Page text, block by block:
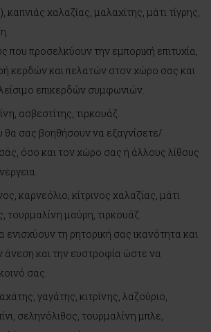
καπνιάς χαλαζίας, μαλαχίτης, μάτι τίγρης,
που προσελκύουν την εμπορική επιτυχία,
κερδών και πελατών στον χώρο σας και
επικερδών συμφωνιών.
ασβεστίτης, τιρκουάζ.
θα σας βοηθήσουν να εξαγνίσετε/
όσο και τον χώρο σας ή άλλους λίθους
καρνεόλιο, κίτρινος χαλαζίας, μάτι
τουρμαλίνη μαύρη, τιρκουάζ.
ενισχύουν τη ρητορική σας ικανότητα και
και την ευστροφία ώστε να
σας.
αχάτης, γαγάτης, κιτρίνης, λαζούριο,
σεληνόλιθος, τουρμαλίνη μπλε,